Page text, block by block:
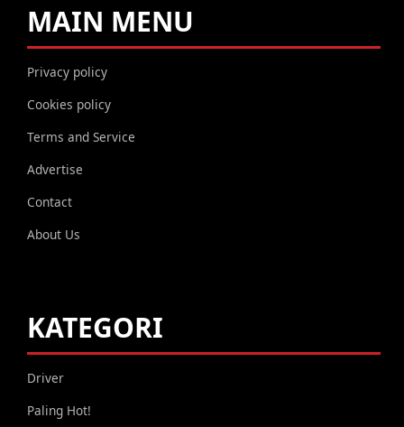
MAIN MENU
Privacy policy
Cookies policy
Terms and Service
Advertise
Contact
About Us
KATEGORI
Driver
Paling Hot!